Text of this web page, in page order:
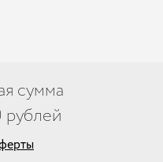
сумма
рублей